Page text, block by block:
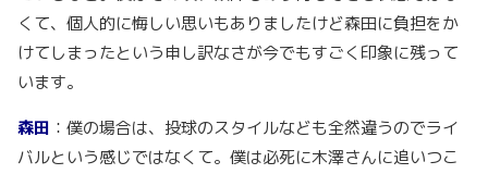
くて、個人的に悔しい思いもありましたけど森田に負担をか
けてしまったという申し訳なさが今でもすごく印象に残って
います。
森田 ：僕の場合は、投球のスタイルなども全然違うのでライ
バルという感じではなくて。僕は必死に木澤さんに追いつこ